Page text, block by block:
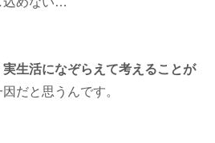
実生活になぞらえて考えることが
だと思うんです。